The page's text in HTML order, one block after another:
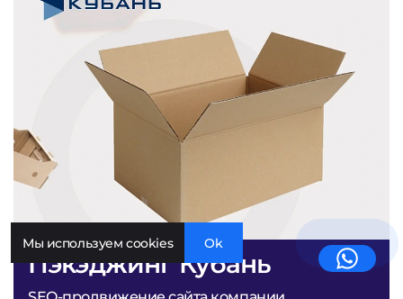
Пэкэджинг Кубань
Мы используем cookies Ok